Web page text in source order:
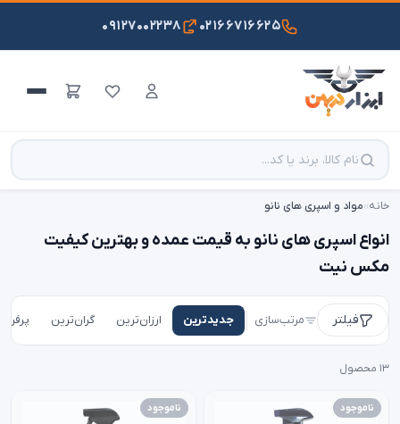
۰۲۱۶۶۷۱۶۶۲۵ ۰۹۱۲۷۰۰۲۲۳۸
خانه›
›مواد و اسپری های نانو
انواع اسپری های نانو به قیمت عمده و بهترین کیفیت
مکس نیت
فیلتر مرتب‌سازی جدیدترین ارزان‌ترین گران‌ترین
۱۳ محصول
ناموجود ناموجود